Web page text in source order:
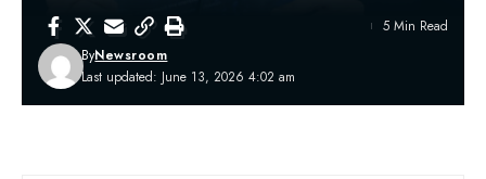
Last updated: June 13, 2026 4:02 am
ByNewsroom
5 Min Read